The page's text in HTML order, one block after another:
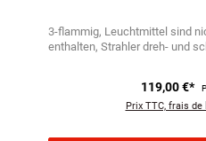
3-flammig Leuchtmittel sind
enthalten Strahler dreh- und
119,00 €*
Prix TTC, frais